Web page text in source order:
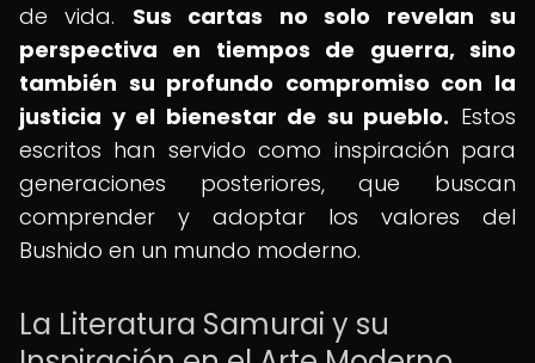
de vida. Sus cartas no solo revelan su
perspectiva en tiempos de guerra, sino
también su profundo compromiso con la
justicia y el bienestar de su pueblo. Estos
escritos han servido como inspiración para
generaciones posteriores, que buscan
comprender y adoptar los valores del
Bushido en un mundo moderno.
La Literatura Samurai y su